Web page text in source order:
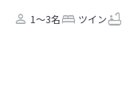
1～3名 ツイン